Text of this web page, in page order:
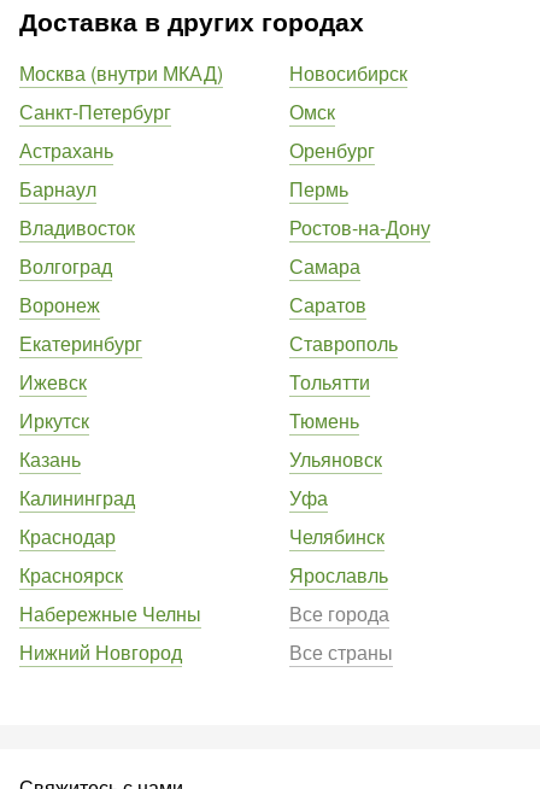
Доставка в других городах
Москва (внутри МКАД)
Санкт-Петербург
Астрахань
Барнаул
Владивосток
Волгоград
Воронеж
Екатеринбург
Ижевск
Иркутск
Казань
Калининград
Краснодар
Красноярск
Набережные Челны
Нижний Новгород
Новосибирск
Омск
Оренбург
Пермь
Ростов-на-Дону
Самара
Саратов
Ставрополь
Тольятти
Тюмень
Ульяновск
Уфа
Челябинск
Ярославль
Все города
Все страны